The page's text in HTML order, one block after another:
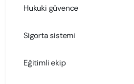
Hukuki güvence
Sigorta sistemi
Eğitimli ekip